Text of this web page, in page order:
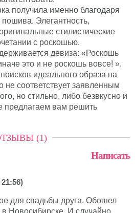
получила именно благодаря
Элегантность,
стилистические
с роскошью.
девиза: «Роскошь
это и не роскошь вовсе! ».
идеального образа на
не соответствует заявленным
но стильно, либо безвкусно и
предлагаем вам решить
(1)
Написать
21:56)
для свадьбы друга. Обошел
Новосибирске. И случайно